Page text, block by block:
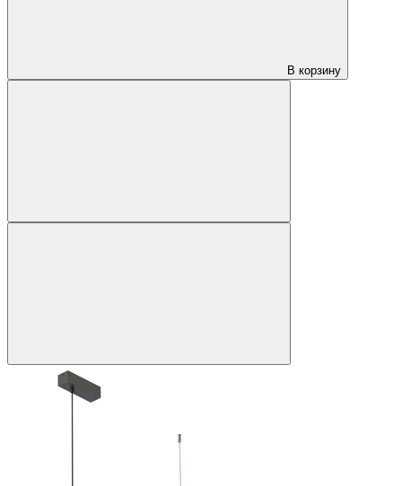
В корзину